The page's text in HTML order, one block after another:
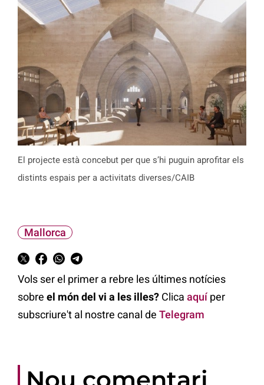
El projecte està concebut per que s’hi puguin aprofitar els
distints espais per a activitats diverses/CAIB
Mallorca
Vols ser el primer a rebre les últimes notícies
sobre el món del vi a les illes? Clica aquíper
subscriure't al nostre canal de Telegram